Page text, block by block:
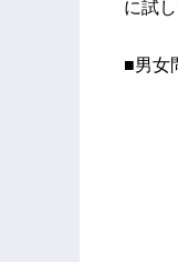
に試
■男女